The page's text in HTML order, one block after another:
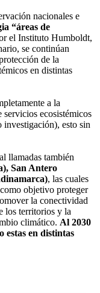
nacionales e
“áreas de
el Instituto Humboldt,
se continúan
de la
en distintas
a la
ecosistémicos
investigación), esto sin
llamadas también
San Antero
, las cuales
objetivo proteger
la conectividad
los territorios y la
climático. Al 2030
estas en distintas